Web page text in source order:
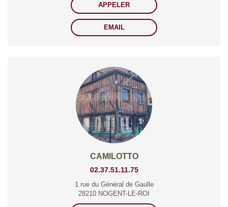
APPELER
EMAIL
CAMILOTTO
02.37.51.11.75
1 rue du Général de Gaulle
28210 NOGENT-LE-ROI